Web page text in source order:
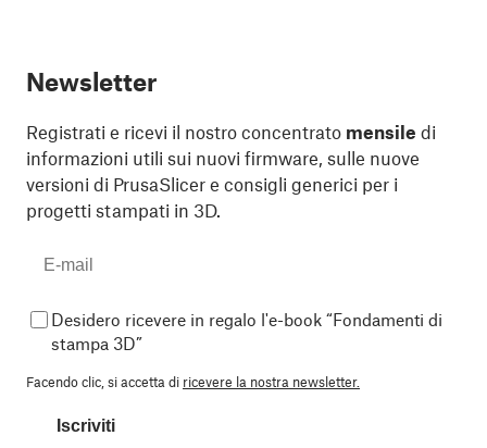
Newsletter
Registrati e ricevi il nostro concentrato mensile di
informazioni utili sui nuovi firmware, sulle nuove
versioni di PrusaSlicer e consigli generici per i
progetti stampati in 3D.
Desidero ricevere in regalo l'e-book “Fondamenti di
stampa 3D”
Facendo clic, si accetta di ricevere la nostra newsletter.
Iscriviti